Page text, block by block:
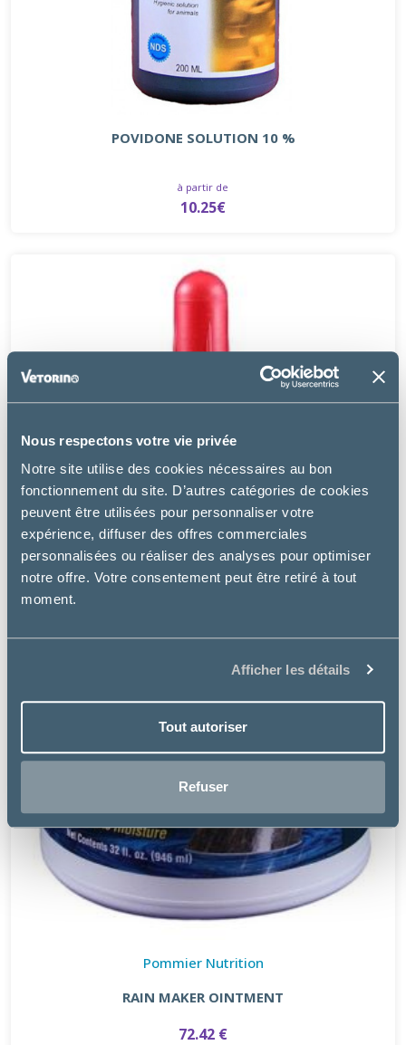
Nous respectons votre vie privée
Notre site utilise des cookies nécessaires au bon
fonctionnement du site. D’autres catégories de cookies
peuvent être utilisées pour personnaliser votre
expérience, diffuser des offres commerciales
personnalisées ou réaliser des analyses pour optimiser
notre offre. Votre consentement peut être retiré à tout
moment.
Afficher les détails
Tout autoriser
Refuser
POVIDONE SOLUTION 10 %
à partir de
10.25€
Pommier Nutrition
RAIN MAKER OINTMENT
72.42 €